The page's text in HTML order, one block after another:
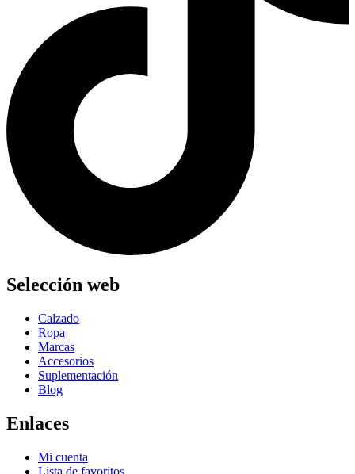
Selección web
Calzado
Ropa
Marcas
Accesorios
Suplementación
Blog
Enlaces
Mi cuenta
Lista de favoritos